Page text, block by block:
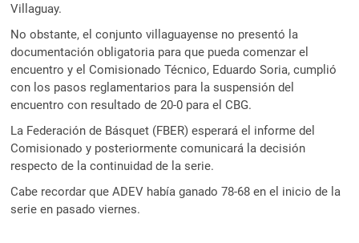
Villaguay.
No obstante, el conjunto villaguayense no presentó la
documentación obligatoria para que pueda comenzar el
encuentro y el Comisionado Técnico, Eduardo Soria, cumplió
con los pasos reglamentarios para la suspensión del
encuentro con resultado de 20-0 para el CBG.
La Federación de Básquet (FBER) esperará el informe del
Comisionado y posteriormente comunicará la decisión
respecto de la continuidad de la serie.
Cabe recordar que ADEV había ganado 78-68 en el inicio de la
serie en pasado viernes.